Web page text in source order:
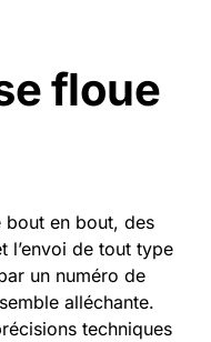
floue
en bout, des
l’envoi de tout type
un numéro de
alléchante.
techniques